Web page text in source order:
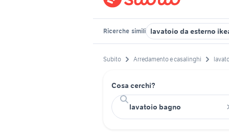
Ricerche simili lavatoio da esterno
Subito Arredamento e casalinghi
Cosa cerchi?